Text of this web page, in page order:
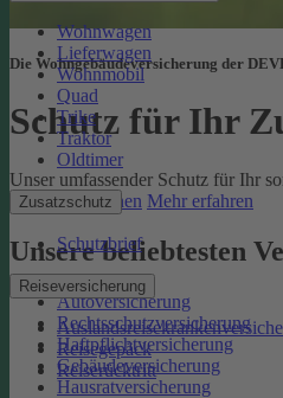
Wohnwagen
Lieferwagen
Wohnmobil
Quad
Trike
Traktor
Oldtimer
Zusatzschutz
Schutzbrief
Reiseversicherung
Reisegepäck
Reiserücktritt
Die Wohngebäudeversicherung der
Schutz für Ihr
Unser umfassender Schutz für Ihr
Online berechnen Mehr erfahren
Unsere beliebtesten
Autoversicherung
Rechtsschutzversicherung
Haftpflichtversicherung
Gebäudeversicherung
Hausratversicherung